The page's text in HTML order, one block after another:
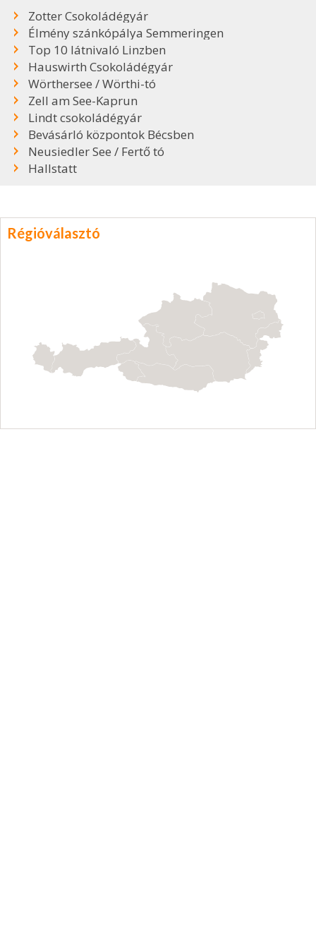
Zotter Csokoládégyár
Élmény szánkópálya Semmeringen
Top 10 látnivaló Linzben
Hauswirth Csokoládégyár
Wörthersee / Wörthi-tó
Zell am See-Kaprun
Lindt csokoládégyár
Bevásárló központok Bécsben
Neusiedler See / Fertő tó
Hallstatt
Régióválasztó